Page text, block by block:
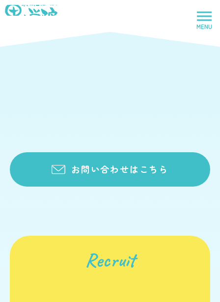
MENU
トップページ
児童養護施設 鈴鹿里山学院
児童家庭支援センター
Newsお知らせ
法人
【里山学院乳児院】助産師のハンドパワーとは？ベビーマッサージって？
お問い合わせはこちら
Recruit